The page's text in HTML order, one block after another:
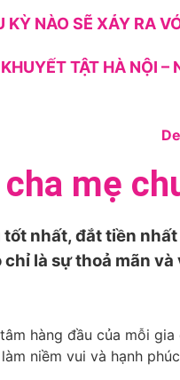
KỲ NÀO SẼ XẢY RA
TẬT HÀ NỘI –
mẹ
nhất, đắt tiền
là sự thoả mãn
hàng đầu của mỗi
niềm vui và hạnh